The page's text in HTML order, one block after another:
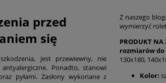
przed
się
jest przewiewny, nie
Ponadto, stanowi
pyłami. Zasłony wykonane z
Z naszego
wymierzyć
PRODUKT
rozmiarów
130x180,
Kolor: